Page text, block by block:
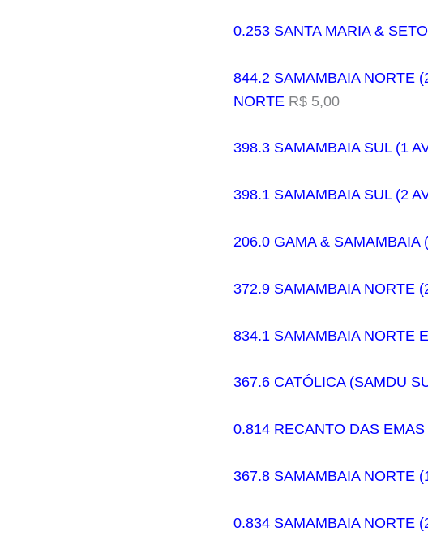
0.253 SANTA MARIA &
844.2 SAMAMBAIA NORTE
NORTE R$ 5,00
398.3 SAMAMBAIA SUL (1
398.1 SAMAMBAIA SUL (2
206.0 GAMA & SAMAMBAIA
372.9 SAMAMBAIA NORTE
834.1 SAMAMBAIA NORTE
367.6 CATÓLICA (SAMDU
0.814 RECANTO DAS
367.8 SAMAMBAIA NORTE
0.834 SAMAMBAIA NORTE